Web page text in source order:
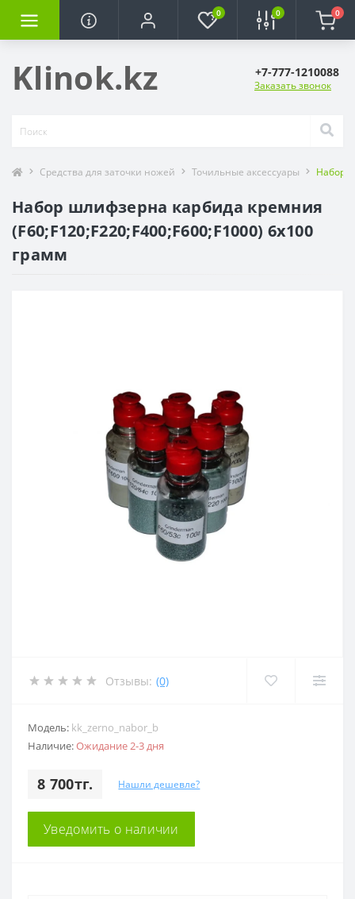
0 0 0
Klinok.kz +7-777-1210088
Заказать звонок
Средства для заточки ножей Точильные аксессуары Набор
Набор шлифзерна карбида кремния
(F60;F120;F220;F400;F600;F1000) 6х100
грамм
Отзывы: (0)
Модель: kk_zerno_nabor_b
Наличие:Ожидание 2-3 дня
8 700тг. Нашли дешевле?
Уведомить о наличии